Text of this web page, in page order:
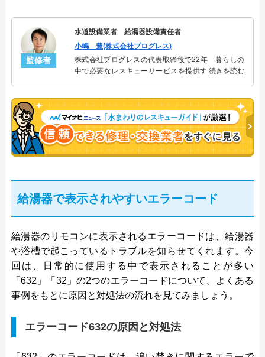
監修者
水道設備業者 給湯器設備責任者
小嶋 豊(株式会社プログレス)
株式会社プログレスの代表取締役で22年 暮らしの
中で必要なレスキューサービスを提供する株式会社
決。多くのお客様に信頼される「給湯器」のスペシ
ャリスト。
続きを読む
給湯器で表示されやすいエラーコード
給湯器のリモコンに表示されるエラーコードは、給湯器
や浴槽で起こっているトラブルを知らせてくれます。今
回は、日常的に使用する中で表示されることが多い
「632」「32」の2つのエラーコードについて、よくある
事例をもとに原因と対処法の流れを見てみましょう。
エラーコード632の原因と対処法